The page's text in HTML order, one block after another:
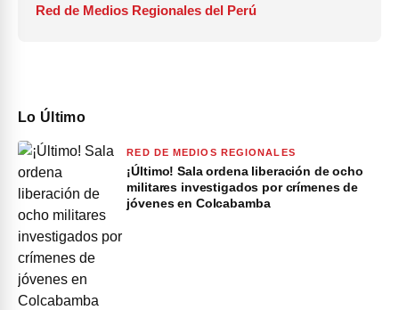
Red de Medios Regionales del Perú
Lo Último
RED DE MEDIOS REGIONALES
¡Último! Sala ordena liberación de ocho
militares investigados por crímenes de
jóvenes en Colcabamba